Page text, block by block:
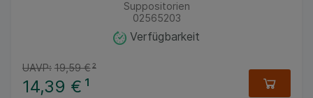
Suppositorien
02565203
Verfügbarkeit
14,39 € ¹
UAVP: 19,59 €²